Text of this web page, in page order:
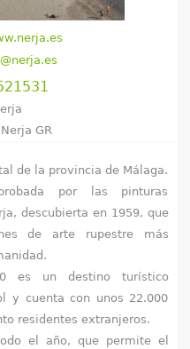
GR
de la provincia de Málaga.
por las pinturas
descubierta en 1959, que
de arte rupestre más
es un destino turístico
y cuenta con unos 22.000
residentes extranjeros.
el año, que permite el